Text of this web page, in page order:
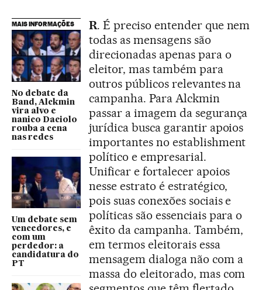
MAIS INFORMAÇÕES
No debate da
Band, Alckmin
vira alvo e
nanico Daciolo
rouba a cena
nas redes
Um debate sem
vencedores, e
com um
perdedor: a
candidatura do
PT
R. É preciso entender que nem
todas as mensagens são
direcionadas apenas para o
eleitor, mas também para
outros públicos relevantes na
campanha. Para Alckmin
passar a imagem da segurança
jurídica busca garantir apoios
importantes no establishment
político e empresarial.
Unificar e fortalecer apoios
nesse estrato é estratégico,
pois suas conexões sociais e
políticas são essenciais para o
êxito da campanha. Também,
em termos eleitorais essa
mensagem dialoga não com a
massa do eleitorado, mas com